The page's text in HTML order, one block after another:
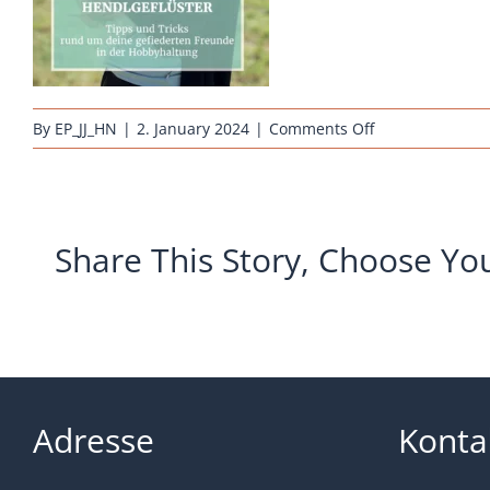
By EP_JJ_HN | 2. January 2024 | Comments Offon
Share This Story, Choose
Adresse